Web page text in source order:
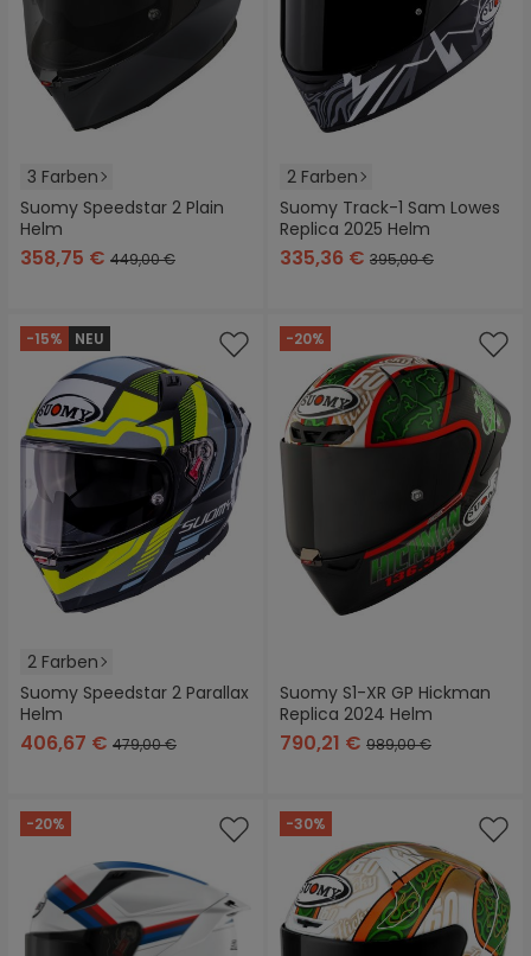
3 Farben
Suomy Speedstar 2 Plain
Helm
358,75 € 449,00 €
2 Farben
Suomy Track-1 Sam Lowes
Replica 2025 Helm
335,36 € 395,00 €
-15% NEU
2 Farben
Suomy Speedstar 2 Parallax
Helm
406,67 € 479,00 €
-20%
Suomy S1-XR GP Hickman
Replica 2024 Helm
790,21 € 989,00 €
-20% -30%